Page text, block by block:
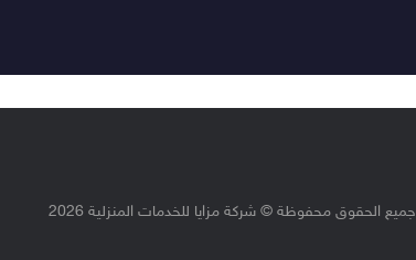
جميع الحقوق محفوظة © شركة مزايا للخدمات المنزلية 2026